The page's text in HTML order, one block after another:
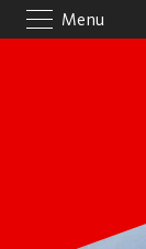
Menu